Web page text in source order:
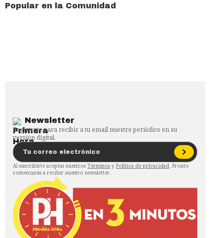
Popular en la Comunidad
Newsletter
Regístrate para recibir a tu email nuestro periódico en su
versión digital.
Al suscribirte aceptas nuestros Términos y Política de privacidad. Pronto
comenzarás a recibir nuestro newsletter.